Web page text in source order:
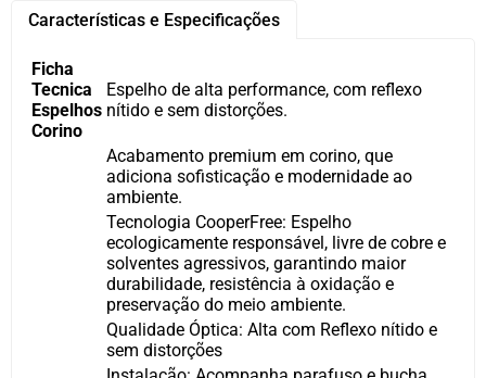
Características e Especificações
Ficha
Tecnica
Espelhos
Corino
Espelho de alta performance, com reflexo
nítido e sem distorções.
Acabamento premium em corino, que
adiciona sofisticação e modernidade ao
ambiente.
Tecnologia CooperFree: Espelho
ecologicamente responsável, livre de cobre e
solventes agressivos, garantindo maior
durabilidade, resistência à oxidação e
preservação do meio ambiente.
Qualidade Óptica: Alta com Reflexo nítido e
sem distorções